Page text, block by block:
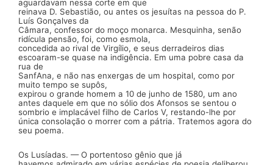
aguardavam nessa corte em que
reinava D. Sebastião, ou antes os jesuítas na pessoa do P.
Luís Gonçalves da
Câmara, confessor do moço monarca. Mes­quinha, senão
ridícula pensão, foi, como esmola,
concedida ao rival de Virgílio, e seus derradeiros dias
escoaram-se quase na indigência. Em uma pobre casa da
rua de
SanfAna, e não nas enxergas de um hospital, como por
muito tempo se su­pôs,
expirou o grande homem a 10 de junho de 1580, um ano
antes daquele em que no sólio dos Afonsos se sentou o
sombrio e implacável filho de Carlos V, restando-lhe por
única conso­lação o morrer com a pátria. Tratemos agora do
seu poema.
Os Lusíadas. — O portentoso gênio que já